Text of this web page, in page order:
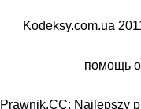
Kodeksy.com.ua
помощь
Prawnik.CC: Najlepszy